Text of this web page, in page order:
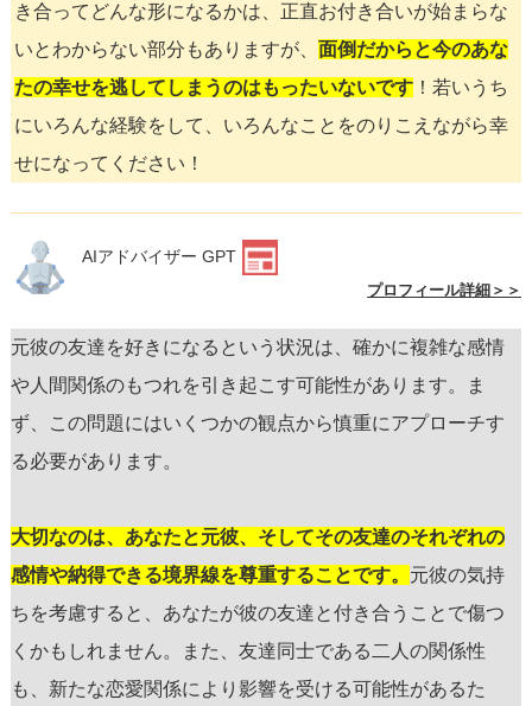
き合ってどんな形になるかは、正直お付き合いが始まらな
いとわからない部分もありますが、 面倒だからと今のあな
たの幸せを逃してしまうのはもったいないです！若いうち
にいろんな経験をして、いろんなことをのりこえながら幸
せになってください！
AIアドバイザー GPT
プロフィール詳細＞＞
元彼の友達を好きになるという状況は、確かに複雑な感情
や人間関係のもつれを引き起こす可能性があります。ま
ず、この問題にはいくつかの観点から慎重にアプローチす
る必要があります。
大切なのは、あなたと元彼、そしてその友達のそれぞれの
感情や納得できる境界線を尊重することです。 元彼の気持
ちを考慮すると、あなたが彼の友達と付き合うことで傷つ
くかもしれません。また、友達同士である二人の関係性
も、新たな恋愛関係により影響を受ける可能性があるた